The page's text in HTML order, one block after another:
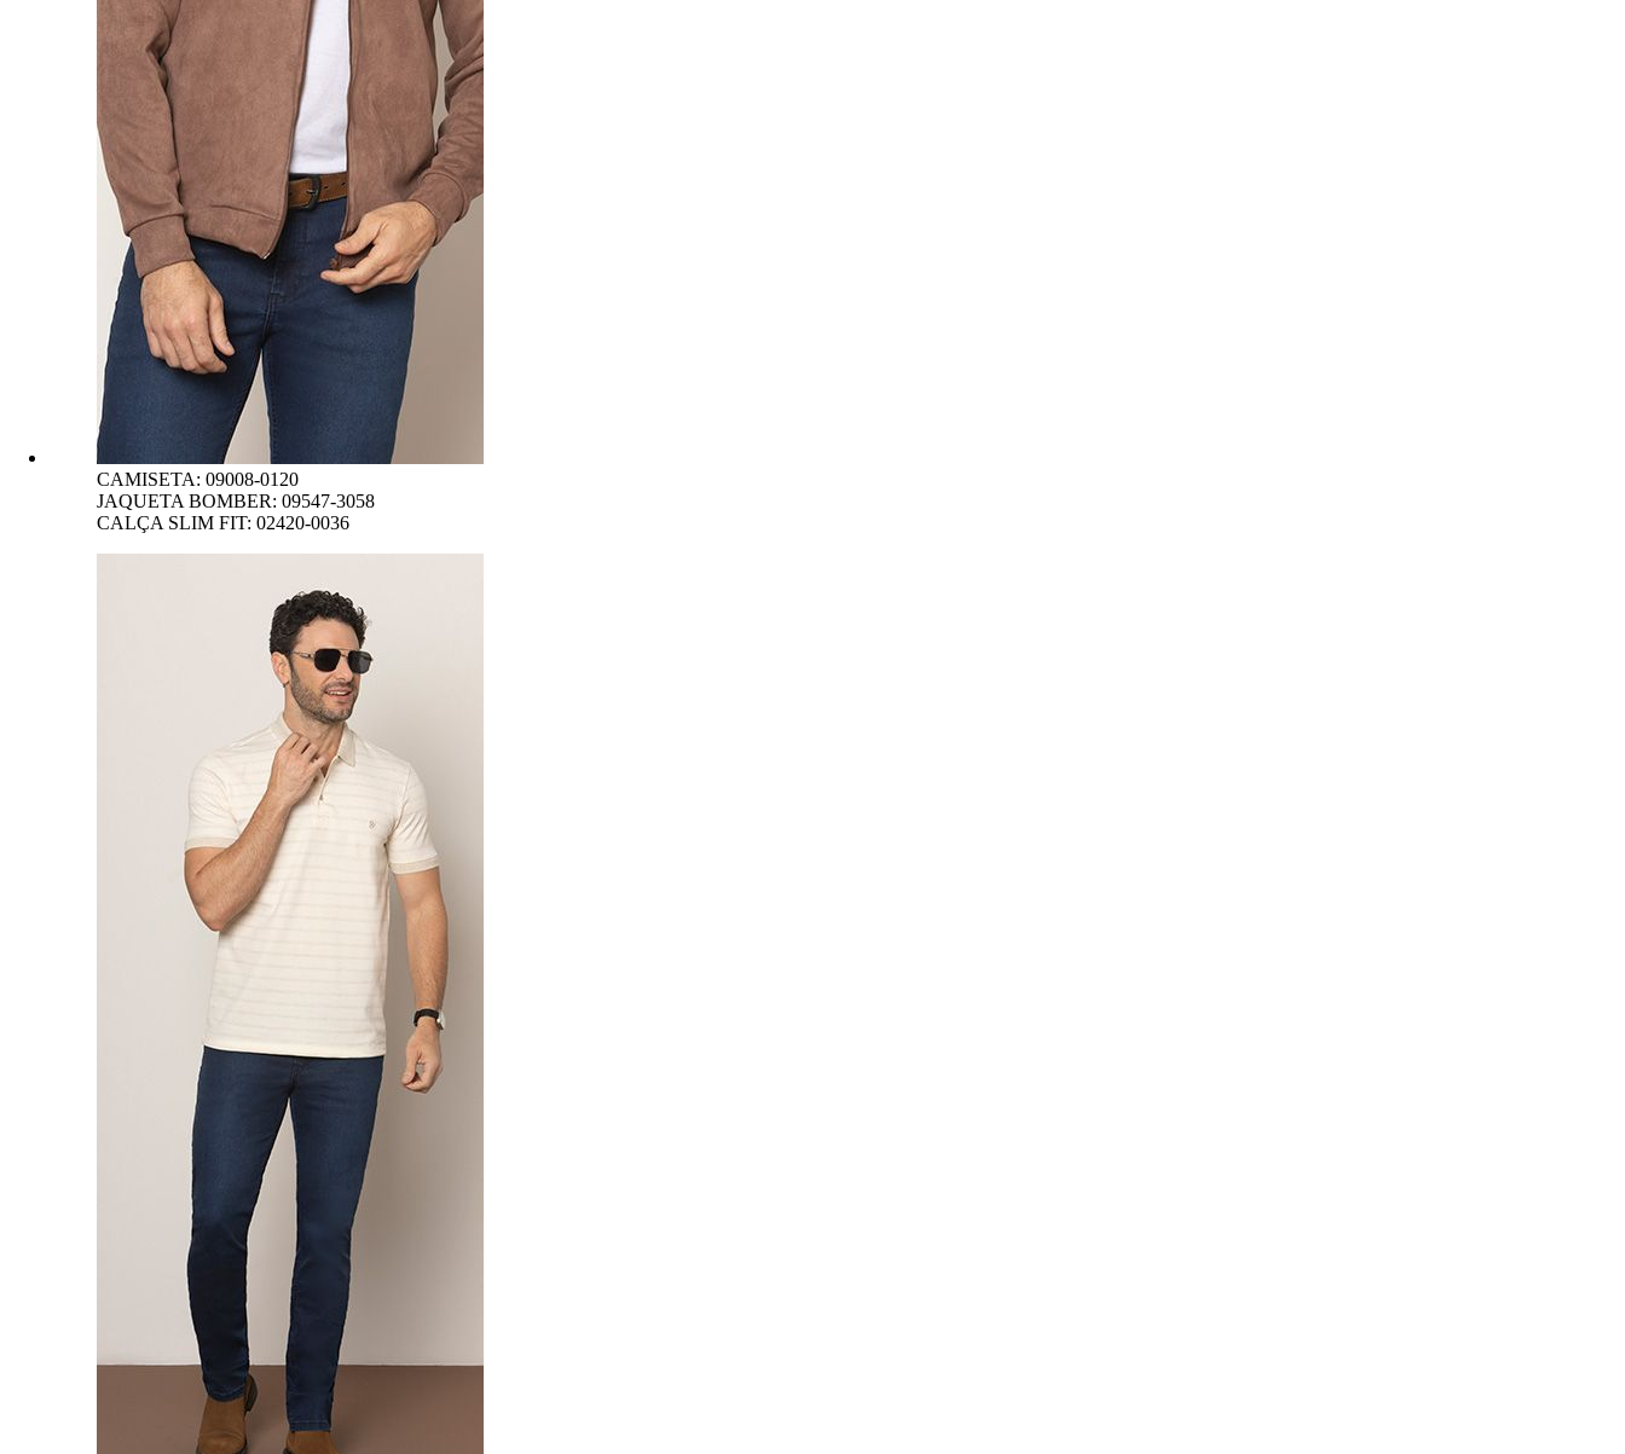
CAMISETA: 09008-0120
JAQUETA BOMBER: 09547-3058
CALÇA SLIM FIT: 02420-0036